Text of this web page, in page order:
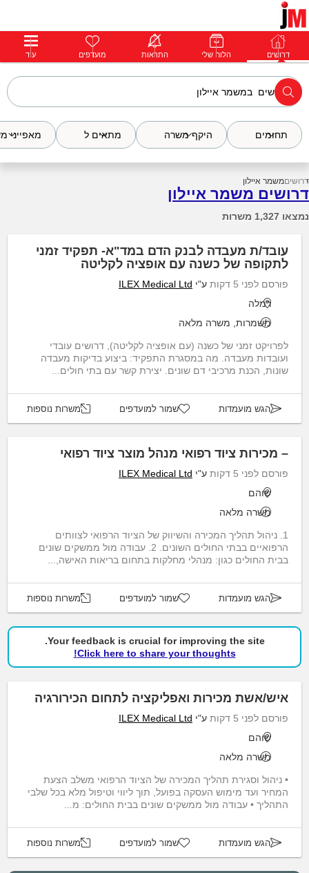
דרושים פרופילים הודעות פרימיום דרושים הלוח שלי התראות מועדפים עוד
תחומים היקף משרה מתאים ל מאפייני
דרושיםמשמר איילון
דרושים משמר איילון
נמצאו 1,327 משרות
עובד/ת מעבדה לבנק הדם במד"א- תפקיד זמני
לתקופה של כשנה עם אופציה לקליטה
פורסם לפני 5 דקות ע"י ILEX Medical Ltd
רמלה
משמרות, משרה מלאה
לפרויקט זמני של כשנה (עם אופציה לקליטה), דרושים עובדי
ועובדות מעבדה. מה במסגרת התפקיד: ביצוע בדיקות מעבדה
שונות, הכנת מרכיבי דם שונים. יצירת קשר עם בתי חולים...
הגש מועמדות שמור למועדפים משרות נוספות
– מכירות ציוד רפואי מנהל מוצר ציוד רפואי
פורסם לפני 5 דקות ע"י ILEX Medical Ltd
שוהם
משרה מלאה
1. ניהול תהליך המכירה והשיווק של הציוד הרפואי לצוותים
הרפואיים בבתי החולים השונים. 2. עבודה מול ממשקים שונים
בבית החולים כגון: מנהלי מחלקות בתחום בריאות האישה,...
הגש מועמדות שמור למועדפים משרות נוספות
Your feedback is crucial for improving the site.
Click here to share your thoughts!
איש/אשת מכירות ואפליקציה לתחום הכירורגיה
פורסם לפני 5 דקות ע"י ILEX Medical Ltd
שוהם
משרה מלאה
• ניהול וסגירת תהליך המכירה של הציוד הרפואי משלב הצעת
המחיר ועד מימוש העסקה בפועל, תוך ליווי וטיפול מלא בכל שלבי
התהליך • עבודה מול ממשקים שונים בבית החולים: מ...
הגש מועמדות שמור למועדפים משרות נוספות